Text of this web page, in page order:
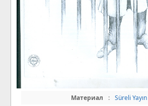
Материал : Süreli Yayın